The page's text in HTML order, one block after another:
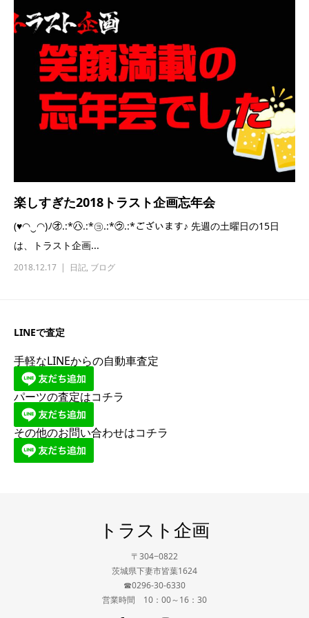
楽しすぎた2018トラスト企画忘年会
(♥◠‿◠)ﾉ㋔.:*㋩.:*㋵.:*㋒.:*ございます♪ 先週の土曜日の15日
は、トラスト企画...
2018.12.17 日記, ブログ
LINEで査定
手軽なLINEからの自動車査定
パーツの査定はコチラ
その他のお問い合わせはコチラ
トラスト企画
〒304−0822
茨城県下妻市皆葉1624
☎0296-30-6330
営業時間 10：00～16：30